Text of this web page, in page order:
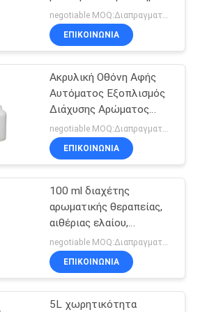
διανομής
49
Hvac
αέρα Διανεμητήρας
πλαστικού υλικού
negotiable MOQ:Διαπραγματεύσιμος
ΕΠΙΚΟΙΝΩΝΊΑ
Ακρυλική Οθόνη Αφής
Αυτόματος Εξοπλισμός
Διάχυσης Αρώματος
1000ml
ΕΠΙΚΟΙΝΩΝΊΑ
100 ml διαχέτης
αρωματικής θεραπείας,
αιθέριας ελαίου,
νεφελωτήρα ευγενούς
μυρωδιάς
ΕΠΙΚΟΙΝΩΝΊΑ
5L χωρητικότητα